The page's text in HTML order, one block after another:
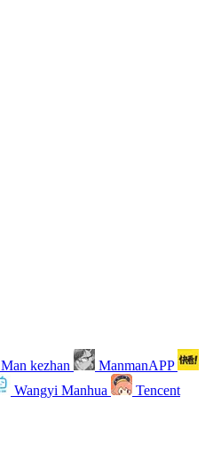
Man kezhan
ManmanAPP
Wangyi Manhua
Tencent